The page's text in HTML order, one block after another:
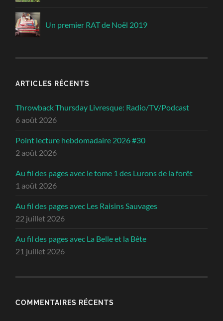
Un premier RAT de Noël 2019
ARTICLES RÉCENTS
Throwback Thursday Livresque: Radio/TV/Podcast
6 août 2026
Point lecture hebdomadaire 2026 #30
2 août 2026
Au fil des pages avec le tome 1 des Lurons de la forêt
1 août 2026
Au fil des pages avec Les Raisins Sauvages
22 juillet 2026
Au fil des pages avec La Belle et la Bête
21 juillet 2026
COMMENTAIRES RÉCENTS